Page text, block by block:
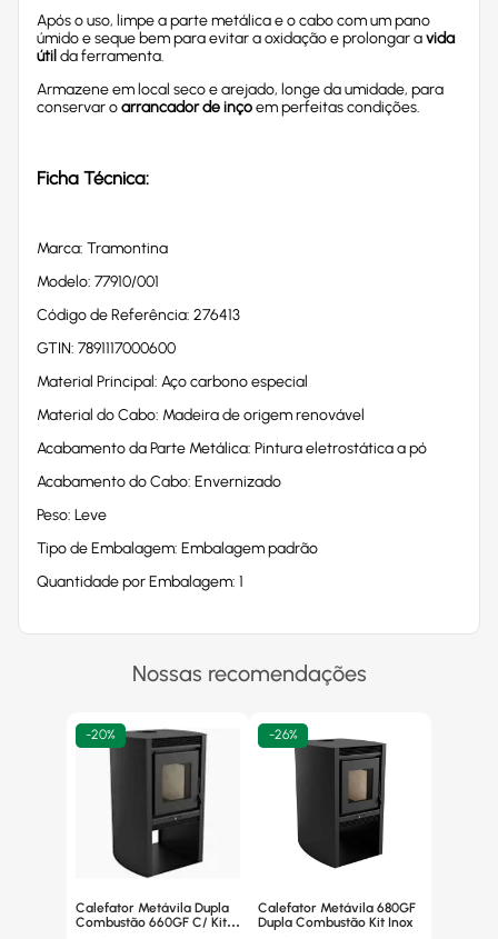
Após o uso, limpe a parte metálica e o cabo com um pano
úmido e seque bem para evitar a oxidação e prolongar avida
útil da ferramenta.
Armazene em local seco e arejado, longe da umidade, para
conservar oarrancador de inçoem perfeitas condições.
Ficha Técnica:
Marca: Tramontina
Modelo: 77910/001
Código de Referência: 276413
GTIN: 7891117000600
Material Principal: Aço carbono especial
Material do Cabo: Madeira de origem renovável
Acabamento da Parte Metálica: Pintura eletrostática a pó
Acabamento do Cabo: Envernizado
Peso: Leve
Tipo de Embalagem: Embalagem padrão
Quantidade por Embalagem: 1
Nossas recomendações
-20%
Calefator Metávila Dupla
Combustão 660GF C/ Kit
-26%
Calefator Metávila 680GF
Dupla Combustão Kit Inox